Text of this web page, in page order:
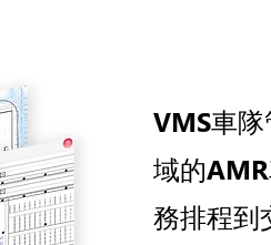
VMS車
域的
務排程到